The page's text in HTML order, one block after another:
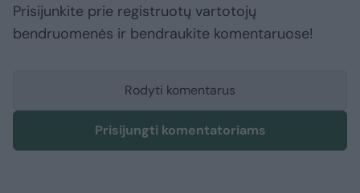
Prisijunkite prie registruotų vartotojų
bendruomenės ir bendraukite komentaruose!
Rodyti komentarus
Prisijungti komentatoriams